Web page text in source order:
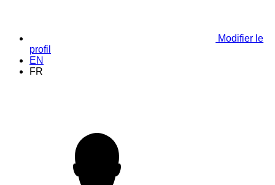
Modifier le
profil
EN
FR